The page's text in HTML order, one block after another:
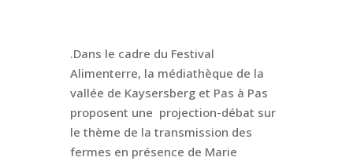
.Dans le cadre du Festival
Alimenterre, la médiathèque de la
vallée de Kaysersberg et Pas à Pas
proposent une projection-débat sur
le thème de la transmission des
fermes en présence de Marie